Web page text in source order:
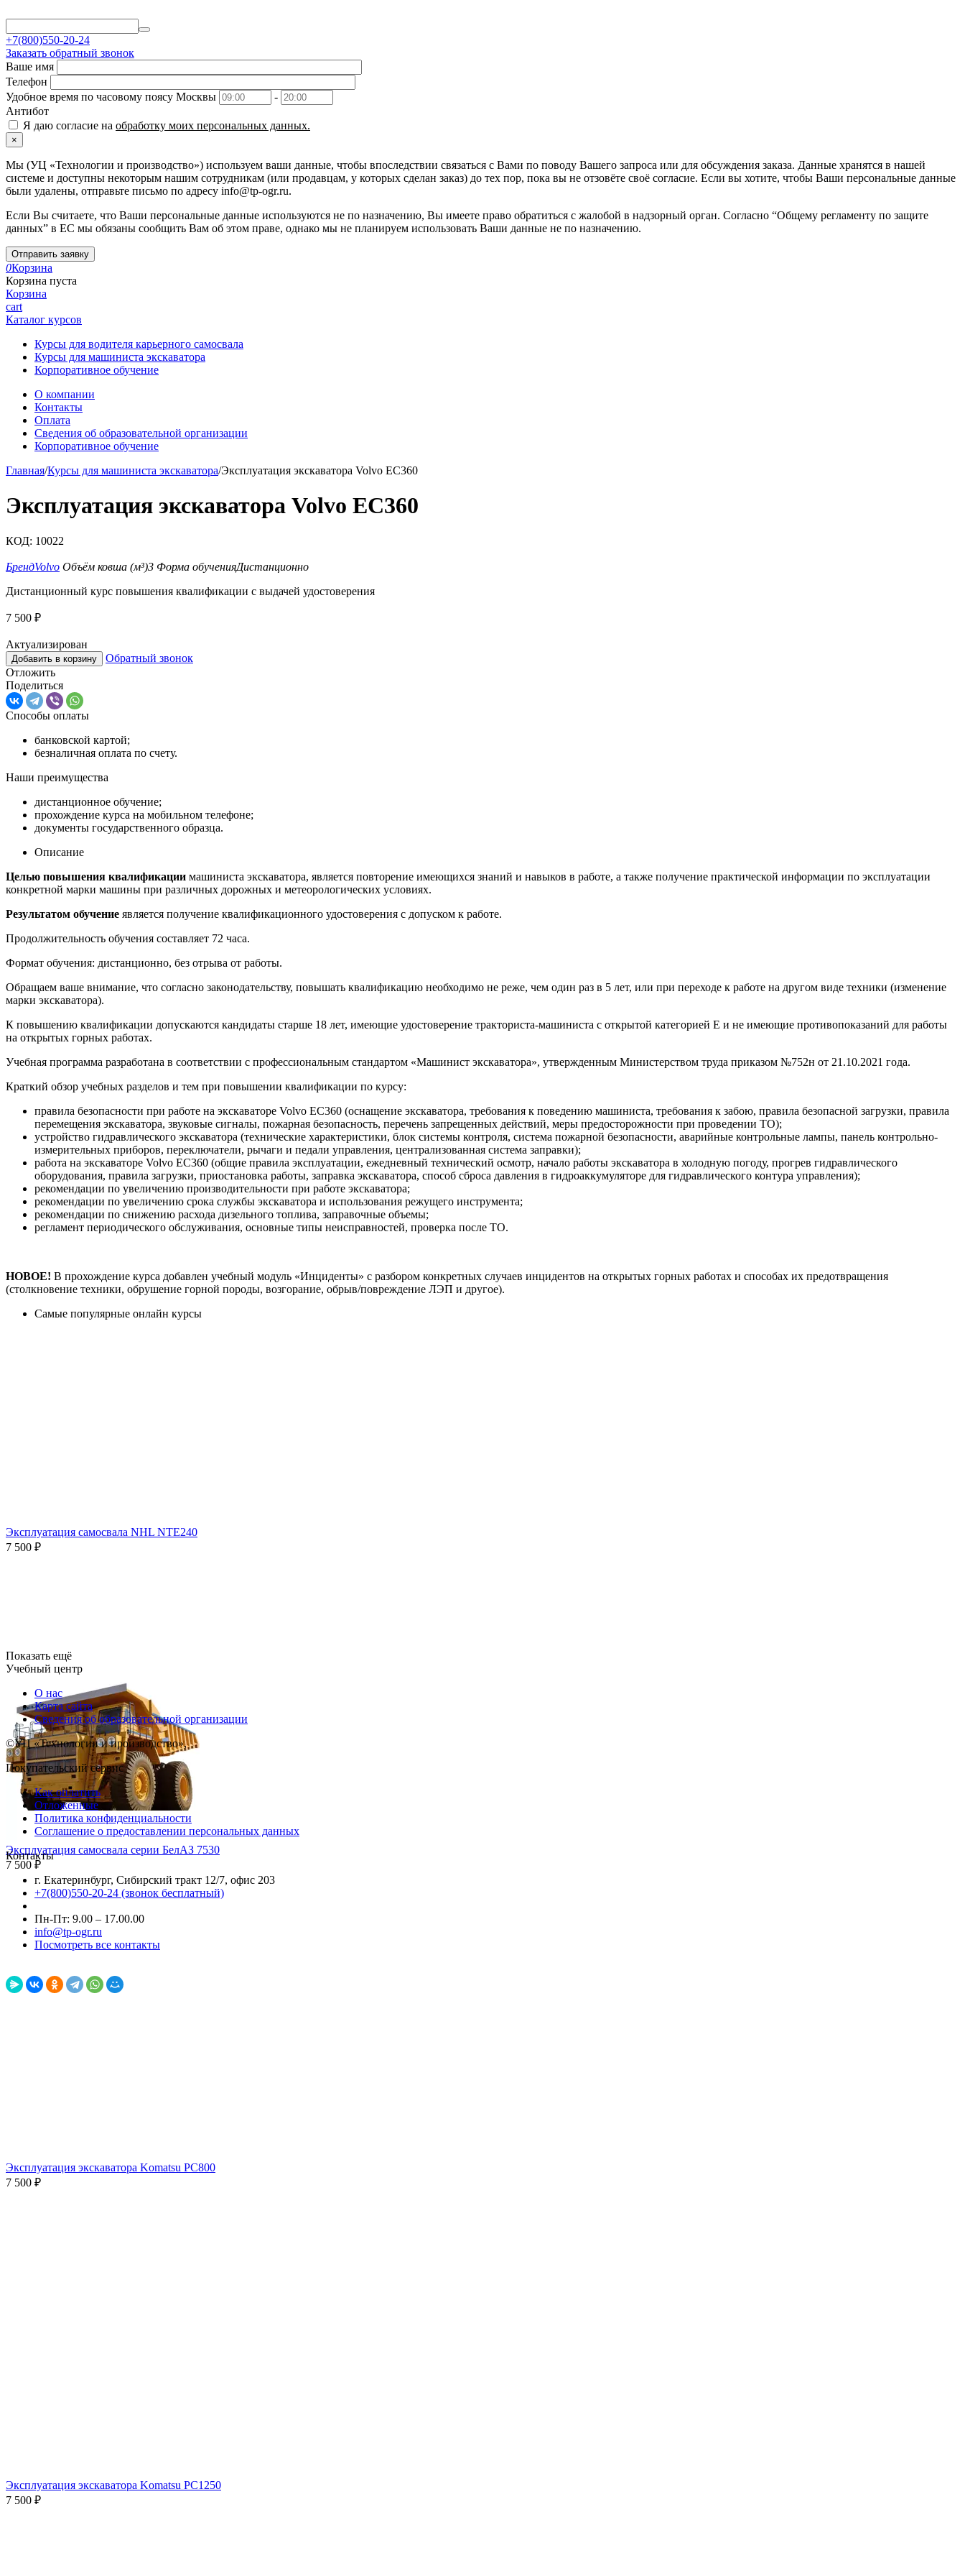
+7(800)550-20-24
Заказать обратный звонок
Ваше имя
Телефон
Удобное время по часовому поясу Москвы
-
Антибот
Я даю согласие на обработку моих персональных данных.
×
Мы (УЦ «Технологии и производство») используем ваши данные, чтобы впоследствии связаться с Вами по поводу Вашего запроса или для обсуждения заказа. Данные хранятся в нашей
системе и доступны некоторым нашим сотрудникам (или продавцам, у которых сделан заказ) до тех пор, пока вы не отзовёте своё согласие. Если вы хотите, чтобы Ваши персональные данные
были удалены, отправьте письмо по адресу info@tp-ogr.ru.
Если Вы считаете, что Ваши персональные данные используются не по назначению, Вы имеете право обратиться с жалобой в надзорный орган. Согласно “Общему регламенту по защите
данных” в ЕС мы обязаны сообщить Вам об этом праве, однако мы не планируем использовать Ваши данные не по назначению.
Отправить заявку
0Корзина
Корзина пуста
Корзина
cart
Каталог курсов
Курсы для водителя карьерного самосвала
Курсы для машиниста экскаватора
Корпоративное обучение
О компании
Контакты
Оплата
Сведения об образовательной организации
Корпоративное обучение
Главная/Курсы для машиниста экскаватора/Эксплуатация экскаватора Volvo EC360
Эксплуатация экскаватора Volvo EC360
КОД: 10022
БрендVolvo Объём ковша (м³)3 Форма обученияДистанционно
Дистанционный курс повышения квалификации с выдачей удостоверения
7 500 ₽
Актуализирован
Добавить в корзину
Обратный звонок
Отложить
Поделиться
Способы оплаты
банковской картой;
безналичная оплата по счету.
Наши преимущества
дистанционное обучение;
прохождение курса на мобильном телефоне;
документы государственного образца.
Описание
Целью повышения квалификации машиниста экскаватора, является повторение имеющихся знаний и навыков в работе, а также получение практической информации по эксплуатации
конкретной марки машины при различных дорожных и метеорологических условиях.
Результатом обучение является получение квалификационного удостоверения с допуском к работе.
Продолжительность обучения составляет 72 часа.
Формат обучения: дистанционно, без отрыва от работы.
Обращаем ваше внимание, что согласно законодательству, повышать квалификацию необходимо не реже, чем один раз в 5 лет, или при переходе к работе на другом виде техники (изменение
марки экскаватора).
К повышению квалификации допускаются кандидаты старше 18 лет, имеющие удостоверение тракториста-машиниста с открытой категорией Е и не имеющие противопоказаний для работы
на открытых горных работах.
Учебная программа разработана в соответствии с профессиональным стандартом «Машинист экскаватора», утвержденным Министерством труда приказом №752н от 21.10.2021 года.
Краткий обзор учебных разделов и тем при повышении квалификации по курсу:
правила безопасности при работе на экскаваторе Volvo EC360 (оснащение экскаватора, требования к поведению машиниста, требования к забою, правила безопасной загрузки, правила
перемещения экскаватора, звуковые сигналы, пожарная безопасность, перечень запрещенных действий, меры предосторожности при проведении ТО);
устройство гидравлического экскаватора (технические характеристики, блок системы контроля, система пожарной безопасности, аварийные контрольные лампы, панель контрольно-
измерительных приборов, переключатели, рычаги и педали управления, централизованная система заправки);
работа на экскаваторе Volvo EC360 (общие правила эксплуатации, ежедневный технический осмотр, начало работы экскаватора в холодную погоду, прогрев гидравлического
оборудования, правила загрузки, приостановка работы, заправка экскаватора, способ сброса давления в гидроаккумуляторе для гидравлического контура управления);
рекомендации по увеличению производительности при работе экскаватора;
рекомендации по увеличению срока службы экскаватора и использования режущего инструмента;
рекомендации по снижению расхода дизельного топлива, заправочные объемы;
регламент периодического обслуживания, основные типы неисправностей, проверка после ТО.
НОВОЕ! В прохождение курса добавлен учебный модуль «Инциденты» с разбором конкретных случаев инцидентов на открытых горных работах и способах их предотвращения
(столкновение техники, обрушение горной породы, возгорание, обрыв/повреждение ЛЭП и другое).
Самые популярные онлайн курсы
Эксплуатация самосвала NHL NTE240
7 500 ₽
Эксплуатация самосвала серии БелАЗ 7530
7 500 ₽
Эксплуатация экскаватора Komatsu PC800
7 500 ₽
Эксплуатация экскаватора Komatsu РС1250
7 500 ₽
Показать ещё
Учебный центр
О нас
Карта сайта
Сведения об образовательной организации
©УЦ «Технологии и производство»,
Покупательский сервис
Как оплатить
Отложенные
Политика конфиденциальности
Соглашение о предоставлении персональных данных
Контакты
г. Екатеринбург, Сибирский тракт 12/7, офис 203
+7(800)550-20-24 (звонок бесплатный)
Пн-Пт: 9.00 – 17.00.00
info@tp-ogr.ru
Посмотреть все контакты